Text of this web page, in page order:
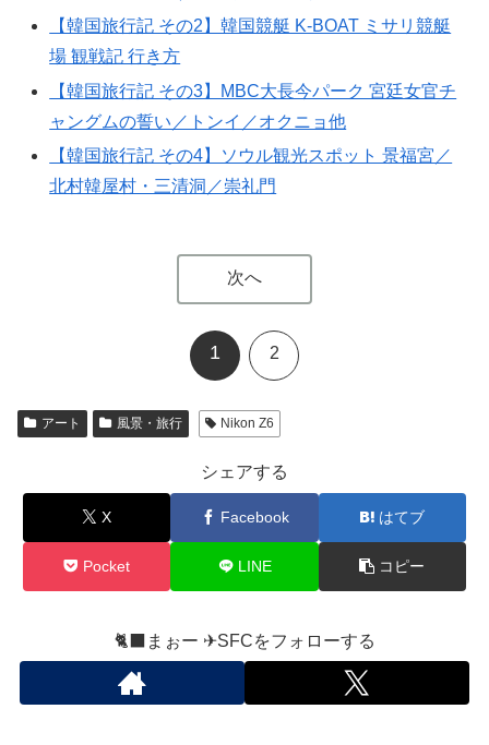
【韓国旅行記 その2】韓国競艇 K-BOAT ミサリ競艇
場 観戦記 行き方
【韓国旅行記 その3】MBC大長今パーク 宮廷女官チ
ャングムの誓い／トンイ／オクニョ他
【韓国旅行記 その4】ソウル観光スポット 景福宮／
北村韓屋村・三清洞／崇礼門
次へ
1 2
アート 風景・旅行 Nikon Z6
シェアする
X Facebook はてブ
Pocket LINE コピー
🐈‍⬛まぉー ✈︎SFCをフォローする